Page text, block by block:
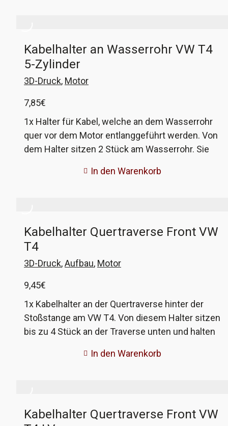
Kabelhalter an Wasserrohr VW T4
5-Zylinder
3D-Druck, Motor
7,85€
1x Halter für Kabel, welche an dem Wasserrohr
quer vor dem Motor entlanggeführt werden. Von
dem Halter sitzen 2 Stück am Wasserrohr. Sie
die kleinen Pinne am Rohr in Position gehalten.
nahezu identisch zum Original. Unser Nachbau
wurde dahingehend angepasst, dass der Halter
sowohl auf originalen Rohren von VW, wie auch
sitzt. Die VW Vergleichsnummer ist 701 971
848AD.
In den Warenkorb
Kabelhalter Quertraverse Front VW
T4
3D-Druck,Aufbau, Motor
9,45€
1x Kabelhalter an der Quertraverse hinter der
Stoßstange am VW T4. Von diesem Halter sitzen
bis zu 4 Stück an der Traverse unten und halten
verlegt sind. Durch das Alter sind diese Teile oft
gehalten werden, habe ich die Halter im 3D-
In den Warenkorb
Kabelhalter Quertraverse Front VW